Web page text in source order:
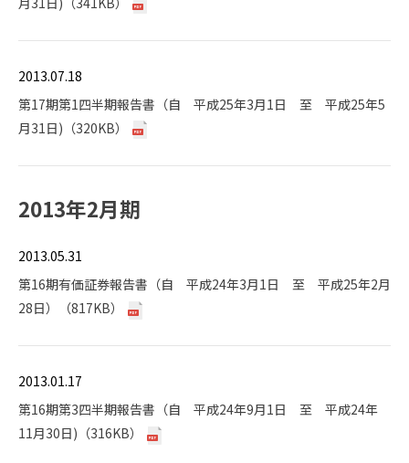
2013.07.18
第17期第1四半期報告書（自 平成25年3月1日 至 平成25年5
月31日)（320KB）
2013年2月期
2013.05.31
第16期有価証券報告書（自 平成24年3月1日 至 平成25年2月
28日）（817KB）
2013.01.17
第16期第3四半期報告書（自 平成24年9月1日 至 平成24年
11月30日)（316KB）